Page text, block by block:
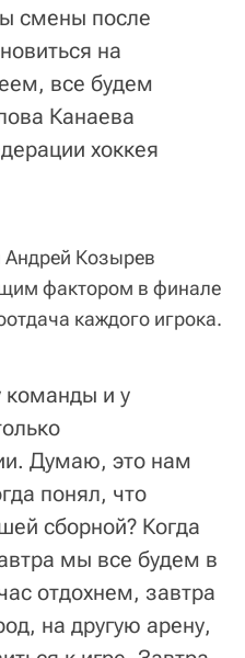
смены после
на
все будем
Канаева
хоккея
Андрей Козырев
фактором в финале
каждого игрока.
и у
Думаю, это нам
понял, что
сборной? Когда
мы все будем в
отдохнем, завтра
на другую арену,